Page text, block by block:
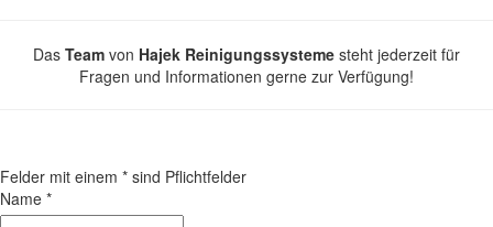
Das Team von Hajek Reinigungssysteme steht jederzeit für
Fragen und Informationen gerne zur Verfügung!
Felder mit einem * sind Pflichtfelder
Name *